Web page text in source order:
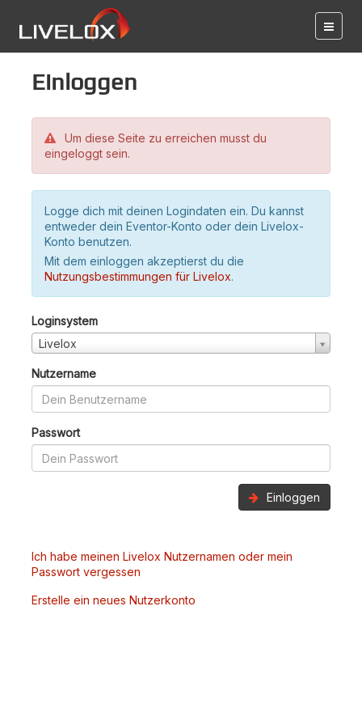
Einloggen
Um diese Seite zu erreichen musst du
eingeloggt sein.
Logge dich mit deinen Logindaten ein. Du kannst
entweder dein Eventor-Konto oder dein Livelox-
Konto benutzen.
Mit dem einloggen akzeptierst du die
Nutzungsbestimmungen für Livelox.
Loginsystem
Livelox
Nutzername
Passwort
Einloggen
Ich habe meinen Livelox Nutzernamen oder mein
Passwort vergessen
Erstelle ein neues Nutzerkonto